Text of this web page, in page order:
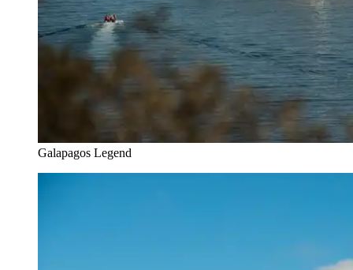
Galapagos Legend